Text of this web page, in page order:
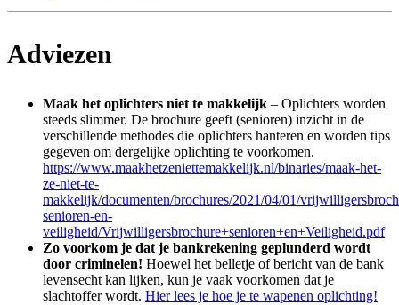
Adviezen
Maak het oplichters niet te makkelijk – Oplichters worden
steeds slimmer. De brochure geeft (senioren) inzicht in de
verschillende methodes die oplichters hanteren en worden tips
gegeven om dergelijke oplichting te voorkomen.
https://www.maakhetzeniettemakkelijk.nl/binaries/maak-het-
ze-niet-te-
makkelijk/documenten/brochures/2021/04/01/
senioren-en-
veiligheid/Vrijwilligersbrochure+senioren+en+Veiligheid.pdf
Zo voorkom je dat je bankrekening geplunderd wordt
door criminelen! Hoewel het belletje of bericht van de bank
levensecht kan lijken, kun je vaak voorkomen dat je
slachtoffer wordt. Hier lees je hoe je te wapenen oplichting!